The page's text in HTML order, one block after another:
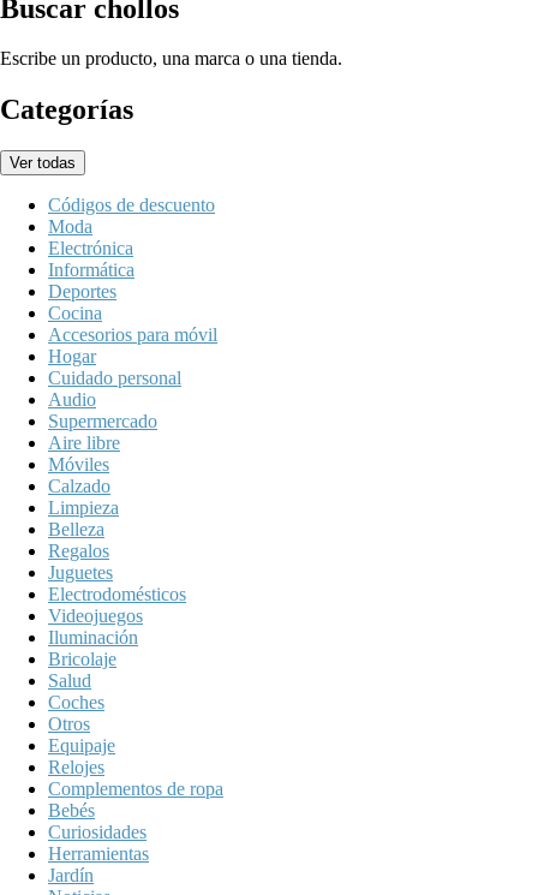
Buscar chollos
Escribe un producto, una marca o una tienda.
Categorías
Ver todas
Códigos de descuento
Moda
Electrónica
Informática
Deportes
Cocina
Accesorios para móvil
Hogar
Cuidado personal
Audio
Supermercado
Aire libre
Móviles
Calzado
Limpieza
Belleza
Regalos
Juguetes
Electrodomésticos
Videojuegos
Iluminación
Bricolaje
Salud
Coches
Otros
Equipaje
Relojes
Complementos de ropa
Bebés
Curiosidades
Herramientas
Jardín